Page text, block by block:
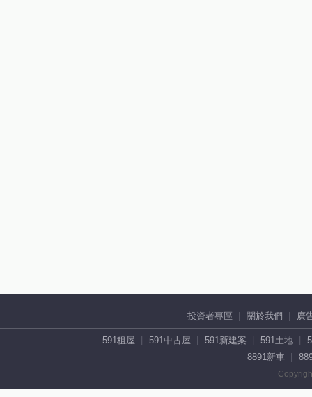
投資者專區 關於我們 廣
591租屋 591中古屋 591新建案 591土地
8891新車